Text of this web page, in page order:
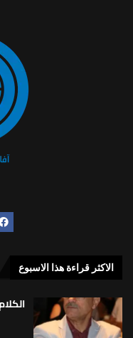
الاكثر قراءة هذا الاسبوع